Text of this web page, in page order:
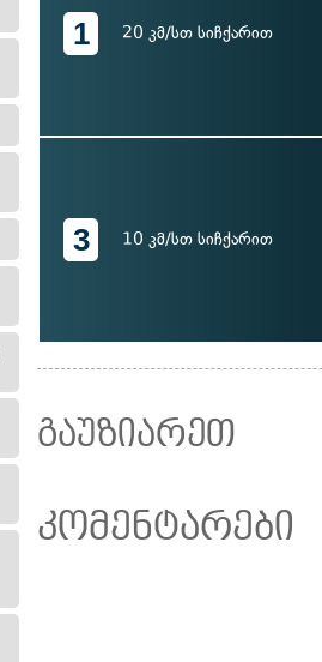
1 20 კმ/სთ სიჩქარით
3 10 კმ/სთ სიჩქარით
გაუზიარეთ
კომენტარები